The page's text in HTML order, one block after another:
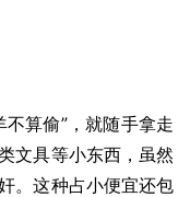
算偷”，就随手拿走
文具等小东西，虽然
。这种占小便宜还包